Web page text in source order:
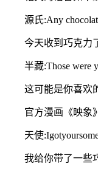
源氏:Any
今天收到巧克力
半藏:Those were
这可能是你喜欢
官方漫画《映象
天使
我给你带了一些